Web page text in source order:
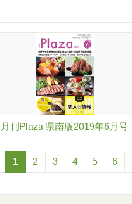
月刊Plaza 県南版2019年6月号
1 2 3 4 5 6